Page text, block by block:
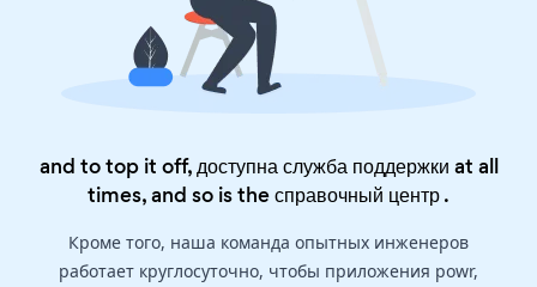
and to top it off, доступна служба поддержки at all
times, and so is theсправочный центр.
Кроме того, наша команда опытных инженеров
работает круглосуточно, чтобы приложения powr,